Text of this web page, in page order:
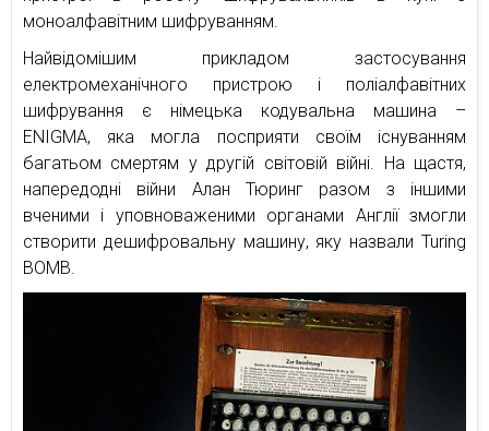
моноалфавітним шифруванням.
Найвідомішим прикладом застосування
електромеханічного пристрою і поліалфавітних
шифрування є німецька кодувальна машина –
ENIGMA, яка могла посприяти своїм існуванням
багатьом смертям у другій світовій війні. На щастя,
напередодні війни Алан Тюринг разом з іншими
вченими і уповноваженими органами Англії змогли
створити дешифровальну машину, яку назвали Turing
BOMB.